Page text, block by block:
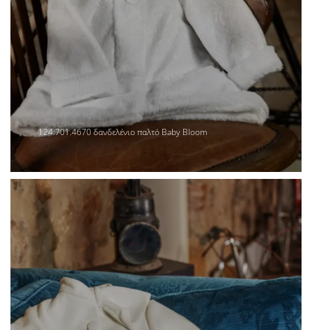
124.701.4670 δανδελένιο παλτό Baby Bloom